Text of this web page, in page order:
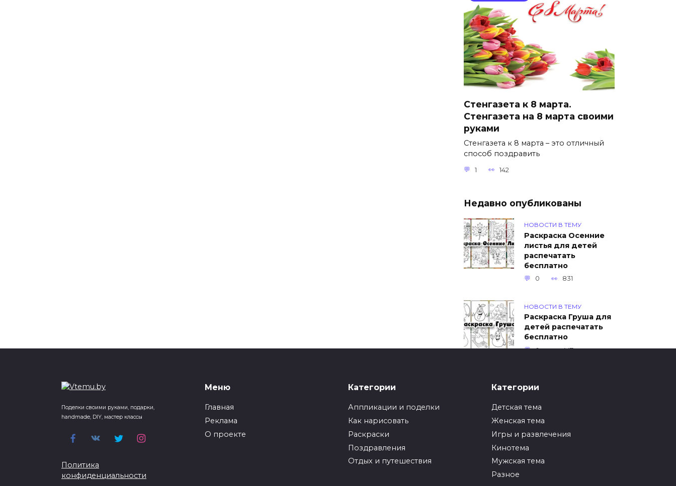
Стенгазета к 8 марта.
Стенгазета на 8 марта своими
руками
Стенгазета к 8 марта – это отличный
способ поздравить
1 142
Недавно опубликованы
НОВОСТИ В ТЕМУ
Раскраска Осенние
листья для детей
распечатать
бесплатно
0 831
НОВОСТИ В ТЕМУ
Раскраска Груша для
детей распечатать
бесплатно
0 447
Как упаковать вещи
0
Как вырастить ананас
из верхушки в
Поделки своими руками, подарки,
handmade, DIY, мастер классы
Политика
конфиденциальности
Меню
Главная
Реклама
О проекте
Категории
Аппликации и поделки
Как нарисовать
Раскраски
Поздравления
Отдых и путешествия
Категории
Детская тема
Женская тема
Игры и развлечения
Кинотема
Мужская тема
Разное